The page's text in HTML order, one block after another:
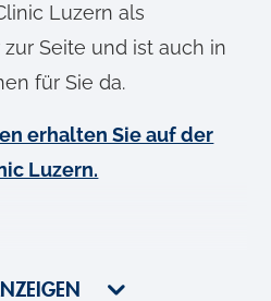
Luzern als
Seite und ist auch in
für Sie da.
erhalten Sie auf der
Luzern.